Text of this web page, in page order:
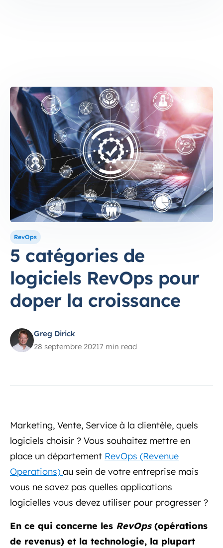
RevOps
5 catégories de
logiciels RevOps pour
doper la croissance
Greg Dirick
28 septembre 20217 min read
Marketing, Vente, Service à la clientèle, quels
logiciels choisir ? Vous souhaitez mettre en
place un département RevOps (Revenue
Operations) au sein de votre entreprise mais
vous ne savez pas quelles applications
logicielles vous devez utiliser pour progresser ?
En ce qui concerne les RevOps(opérations
de revenus) et la technologie, la plupart